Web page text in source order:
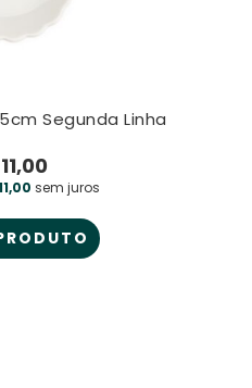
Segunda Linha
11,00
sem juros